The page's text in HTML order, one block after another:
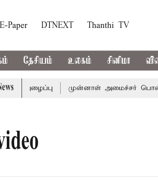
E-Paper DTNEXT Thanthi TV
தேசியம் உலகம் சினிமா
முன்னாள் அமைச்சர்